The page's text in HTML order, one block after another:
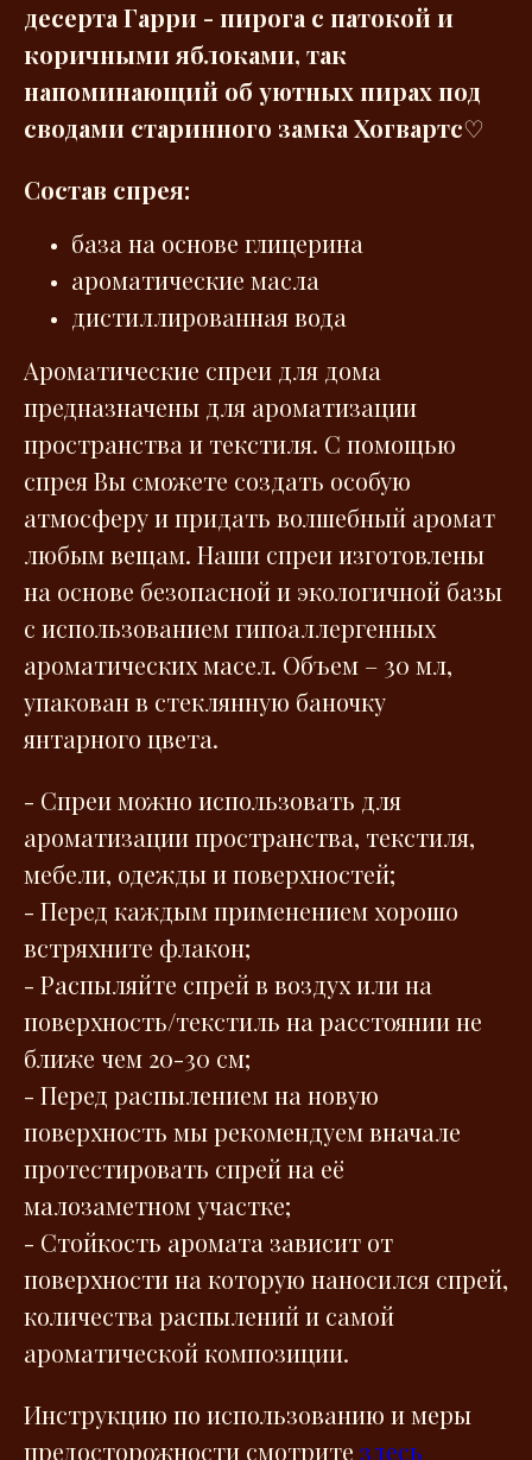
десерта Гарри - пирога с патокой и
коричными яблоками, так
напоминающий об уютных пирах под
сводами старинного замка Хогвартс♡
Состав спрея:
база на основе глицерина
ароматические масла
дистиллированная вода
Ароматические спреи для дома
предназначены для ароматизации
пространства и текстиля. С помощью
спрея Вы сможете создать особую
атмосферу и придать волшебный аромат
любым вещам. Наши спреи изготовлены
на основе безопасной и экологичной базы
с использованием гипоаллергенных
ароматических масел. Объем – 30 мл,
упакован в стеклянную баночку
янтарного цвета.
- Спреи можно использовать для
ароматизации пространства, текстиля,
мебели, одежды и поверхностей;
- Перед каждым применением хорошо
встряхните флакон;
- Распыляйте спрей в воздух или на
поверхность/текстиль на расстоянии не
ближе чем 20-30 см;
- Перед распылением на новую
поверхность мы рекомендуем вначале
протестировать спрей на её
малозаметном участке;
- Стойкость аромата зависит от
поверхности на которую наносился спрей,
количества распылений и самой
ароматической композиции.
Инструкцию по использованию и меры
предосторожности смотрите здесь